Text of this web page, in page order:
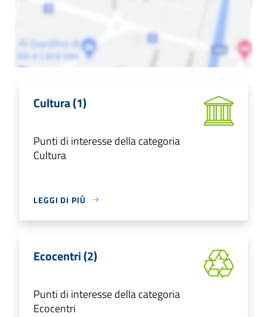
Cultura (1)
Punti di interesse della categoria
Cultura
LEGGI DI PIÙ
Ecocentri (2)
Punti di interesse della categoria
Ecocentri